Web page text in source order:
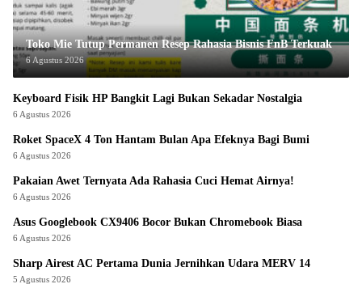
Toko Mie Tutup Permanen Resep Rahasia Bisnis FnB Terkuak
6 Agustus 2026
Keyboard Fisik HP Bangkit Lagi Bukan Sekadar Nostalgia
6 Agustus 2026
Roket SpaceX 4 Ton Hantam Bulan Apa Efeknya Bagi Bumi
6 Agustus 2026
Pakaian Awet Ternyata Ada Rahasia Cuci Hemat Airnya!
6 Agustus 2026
Asus Googlebook CX9406 Bocor Bukan Chromebook Biasa
6 Agustus 2026
Sharp Airest AC Pertama Dunia Jernihkan Udara MERV 14
5 Agustus 2026